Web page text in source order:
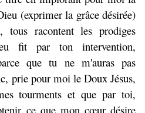
(exprimer la grâce désirée)
tous racontent les prodiges
fit par ton intervention,
que tu ne m'auras pas
prie pour moi le Doux Jésus,
tourments et que par toi,
ce que mon cœur désire